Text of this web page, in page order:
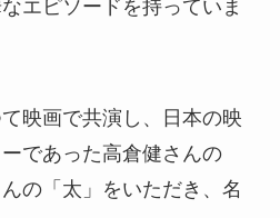
エピソードを持っていま
映画で共演し、日本の映
であった高倉健さんの
の「太」をいただき、名